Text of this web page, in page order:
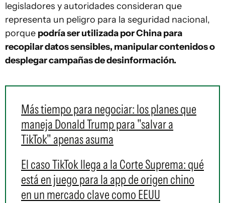
legisladores y autoridades consideran que
representa un peligro para la seguridad nacional,
porque podría ser utilizada por China para
recopilar datos sensibles, manipular contenidos o
desplegar campañas de desinformación.
Más tiempo para negociar: los planes que
maneja Donald Trump para "salvar a
TikTok" apenas asuma
El caso TikTok llega a la Corte Suprema: qué
está en juego para la app de origen chino
en un mercado clave como EEUU